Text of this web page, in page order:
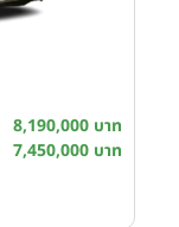
8,190,000 บาท
7,450,000 บาท